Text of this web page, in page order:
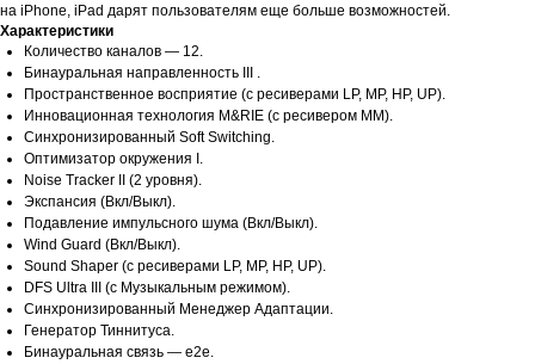
на iPhone, iPad дарят пользователям еще больше возможностей.
Характеристики
Количество каналов — 12.
Бинауральная направленность III .
Пространственное восприятие (с ресиверами LP, MP, HP, UP).
Инновационная технология M&RIE (с ресивером ММ).
Синхронизированный Soft Switching.
Оптимизатор окружения I.
Noise Tracker II (2 уровня).
Экспансия (Вкл/Выкл).
Подавление импульсного шума (Вкл/Выкл).
Wind Guard (Вкл/Выкл).
Sound Shaper (с ресиверами LP, MP, HP, UP).
DFS Ultra III (с Музыкальным режимом).
Синхронизированный Менеджер Адаптации.
Генератор Тиннитуса.
Бинауральная связь — е2е.